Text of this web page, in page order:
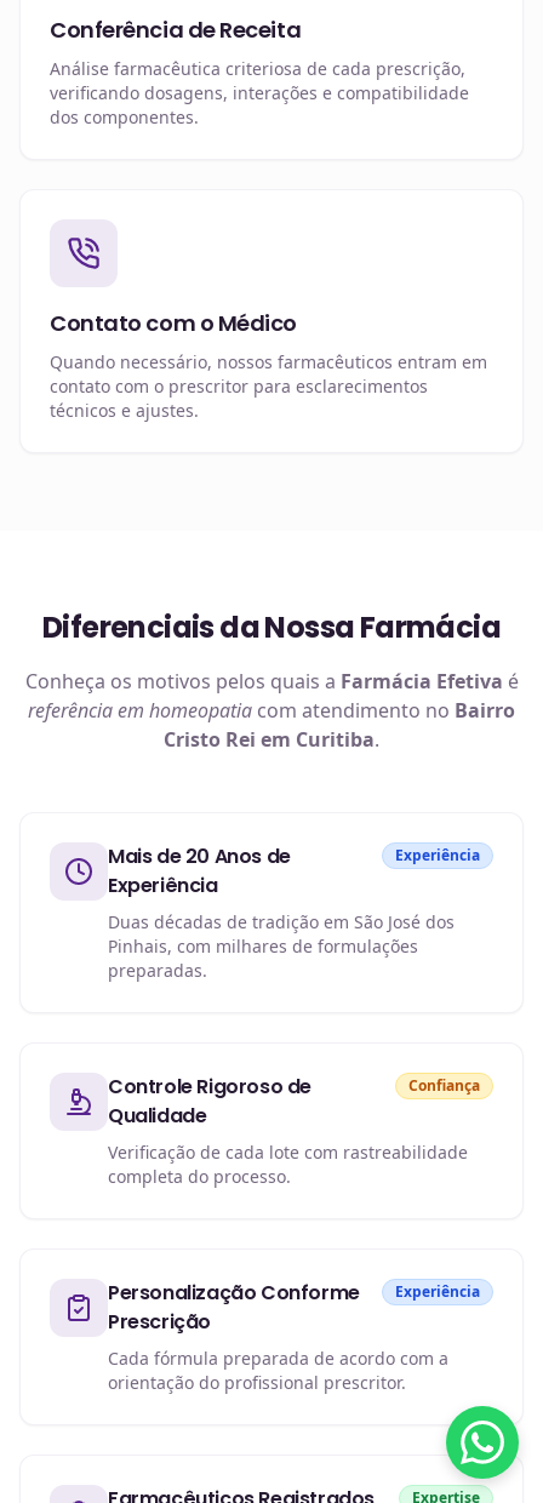
Conferência de Receita
Análise farmacêutica criteriosa de cada prescrição,
verificando dosagens, interações e compatibilidade
dos componentes.
Contato com o Médico
Quando necessário, nossos farmacêuticos entram em
contato com o prescritor para esclarecimentos
técnicos e ajustes.
Diferenciais da Nossa Farmácia
Conheça os motivos pelos quais a Farmácia Efetiva é
referência em homeopatia com atendimento no Bairro
Cristo Rei em Curitiba.
Mais de 20 Anos de
Experiência
Experiência
Duas décadas de tradição em São José dos
Pinhais, com milhares de formulações
preparadas.
Controle Rigoroso de
Qualidade
Confiança
Verificação de cada lote com rastreabilidade
completa do processo.
Personalização Conforme
Prescrição
Experiência
Cada fórmula preparada de acordo com a
orientação do profissional prescritor.
Expertise